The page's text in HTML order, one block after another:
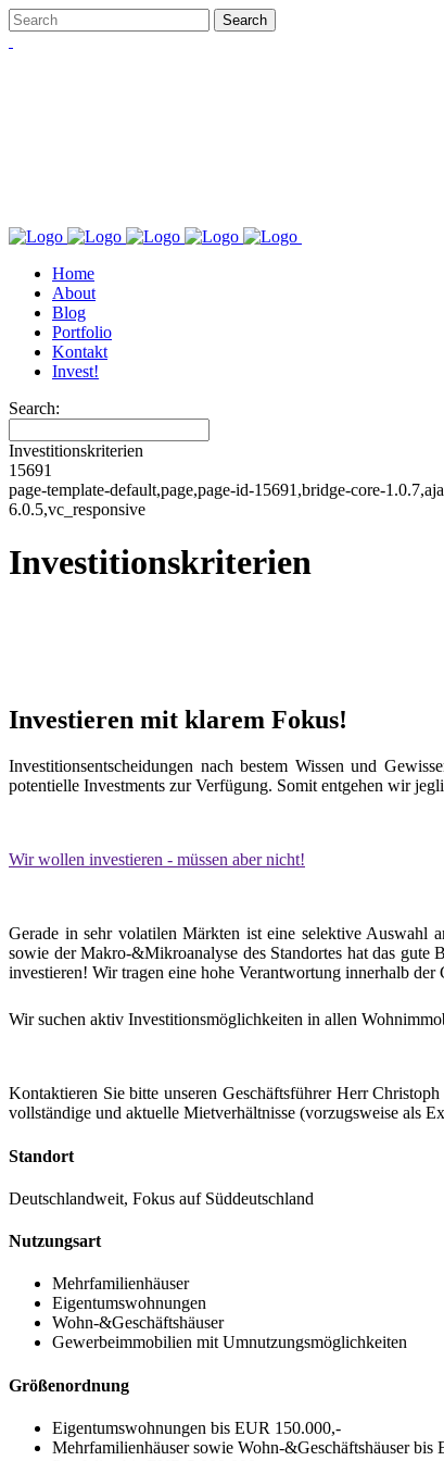
Home
About
Blog
Portfolio
Kontakt
Invest!
Search:
Investitionskriterien
15691
page-template-default,page,page-id-15691,bridge-core-
6.0.5,vc_responsive
Investitionskriterien
Investieren mit klarem Fokus!
Investitionsentscheidungen nach bestem Wissen und
potentielle Investments zur Verfügung. Somit entgehen wir
Wir wollen investieren - müssen aber nicht!
Gerade in sehr volatilen Märkten ist eine selektive Auswahl
sowie der Makro-&Mikroanalyse des Standortes hat das
investieren! Wir tragen eine hohe Verantwortung innerhalb
Wir suchen aktiv Investitionsmöglichkeiten in allen
Kontaktieren Sie bitte unseren Geschäftsführer Herr
vollständige und aktuelle Mietverhältnisse (vorzugsweise als
Standort
Deutschlandweit, Fokus auf Süddeutschland
Nutzungsart
Mehrfamilienhäuser
Eigentumswohnungen
Wohn-&Geschäftshäuser
Gewerbeimmobilien mit Umnutzungsmöglichkeiten
Größenordnung
Eigentumswohnungen bis EUR 150.000,-
Mehrfamilienhäuser sowie Wohn-&Geschäftshäuser bis